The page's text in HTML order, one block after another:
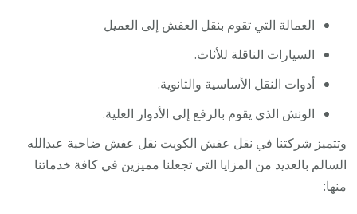
العمالة التي تقوم بنقل العفش إلى العميل
السيارات الناقلة للأثاث.
أدوات النقل الأساسية والثانوية.
الونش الذي يقوم بالرفع إلى الأدوار العلية.
وتتميز شركتنا في نقل عفش الكويت نقل عفش ضاحية عبدالله
السالم بالعديد من المزايا التي تجعلنا مميزين في كافة خدماتنا
منها: